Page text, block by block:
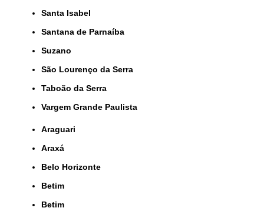
Santa Isabel
Santana de Parnaíba
Suzano
São Lourenço da Serra
Taboão da Serra
Vargem Grande Paulista
Araguari
Araxá
Belo Horizonte
Betim
Betim